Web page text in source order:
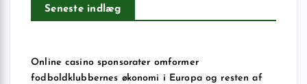
Seneste indlæg
Online casino sponsorater omformer
fodboldklubbernes økonomi i Europa og resten af